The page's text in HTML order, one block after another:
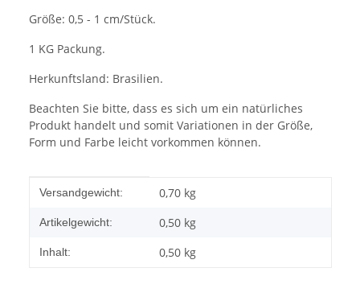
Größe: 0,5 - 1 cm/Stück.
1 KG Packung.
Herkunftsland: Brasilien.
Beachten Sie bitte, dass es sich um ein natürliches
Produkt handelt und somit Variationen in der Größe,
Form und Farbe leicht vorkommen können.
Produkteigenschaft
Wert
Versandgewicht: 0,70 kg
Artikelgewicht: 0,50 kg
Inhalt: 0,50 kg